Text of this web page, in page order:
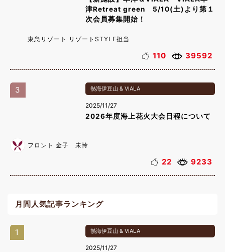
津Retreat green 5/10(土)より第１
次会員募集開始！
東急リゾート リゾートSTYLE担当
110 39592
3 熱海伊豆山 & VIALA
2025/11/27
2026年度海上花火大会日程について
フロント 金子 未怜
22 9233
月間人気記事ランキング
1 熱海伊豆山 & VIALA
2025/11/27